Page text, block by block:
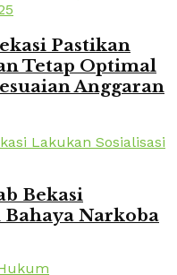
Pastikan
Tetap Optimal
Anggaran
Bekasi
Narkoba